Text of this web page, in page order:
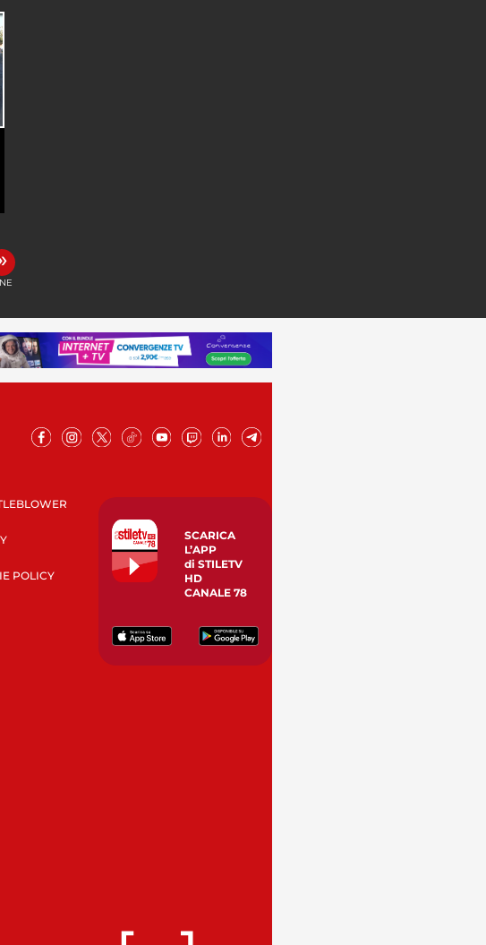
POLICY
SCARICA
L’APP
di STILETV
HD
CANALE 78